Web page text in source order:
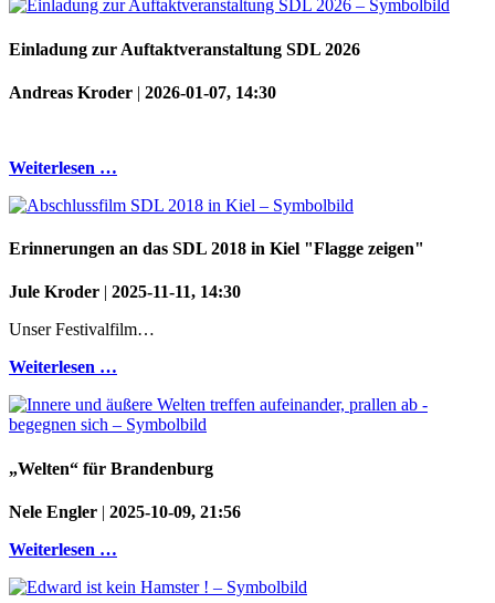
Einladung zur Auftaktveranstaltung SDL 2026
Andreas Kroder | 2026-01-07, 14:30
Weiterlesen …
Erinnerungen an das SDL 2018 in Kiel "Flagge zeigen"
Jule Kroder | 2025-11-11, 14:30
Unser Festivalfilm…
Weiterlesen …
„Welten“ für Brandenburg
Nele Engler | 2025-10-09, 21:56
Weiterlesen …